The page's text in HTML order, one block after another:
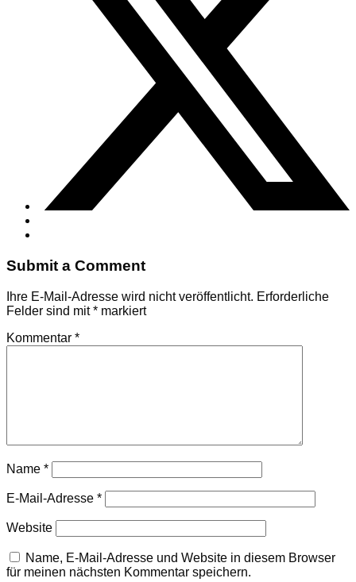
Submit a Comment
Ihre E-Mail-Adresse wird nicht veröffentlicht. Erforderliche
Felder sind mit* markiert
Kommentar *
Name *
E-Mail-Adresse *
Website
Name, E-Mail-Adresse und Website in diesem Browser
für meinen nächsten Kommentar speichern.